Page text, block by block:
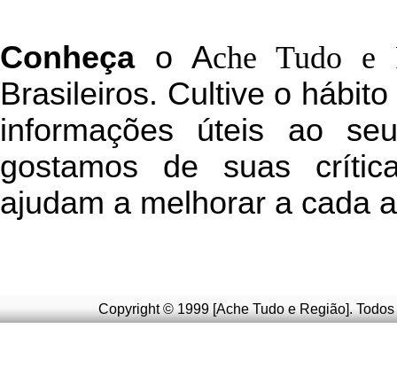
Conheçao Ache Tudo e
Brasileiros. Cultive o
informações úteis ao
gostamos de suas
ajudam a melhorar a cada
Copyright © 1999 [Ache Tudo e Região].